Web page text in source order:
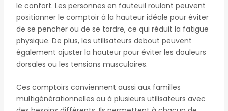
le confort. Les personnes en fauteuil roulant peuvent
positionner le comptoir à la hauteur idéale pour éviter
de se pencher ou de se tordre, ce qui réduit la fatigue
physique. De plus, les utilisateurs debout peuvent
également ajuster la hauteur pour éviter les douleurs
dorsales ou les tensions musculaires.
Ces comptoirs conviennent aussi aux familles
multigénérationnelles ou à plusieurs utilisateurs avec